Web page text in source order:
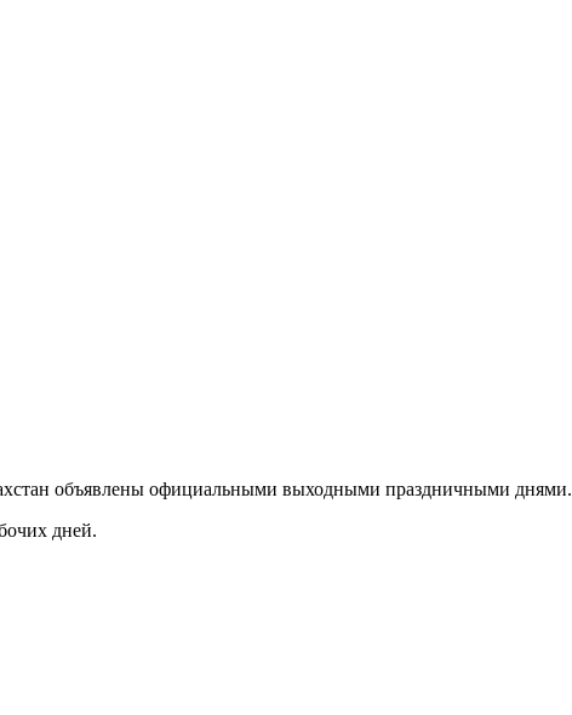
объявлены официальными выходными праздничными днями.
дней.